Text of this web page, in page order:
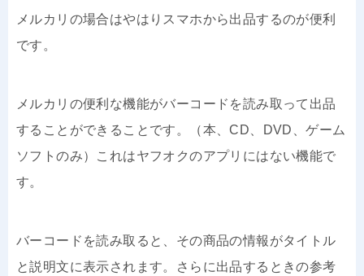
メルカリの場合はやはりスマホから出品するのが便利
です。
メルカリの便利な機能がバーコードを読み取って出品
することができることです。（本、CD、DVD、ゲーム
ソフトのみ）これはヤフオクのアプリにはない機能で
す。
バーコードを読み取ると、その商品の情報がタイトル
と説明文に表示されます。さらに出品するときの参考